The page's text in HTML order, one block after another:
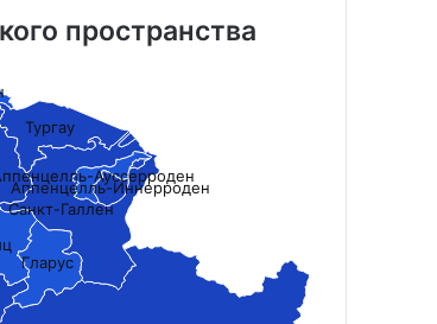
пространства
Аппенцелль-Иннерроден
Ауссерроден
Гларус
Тургау
Санкт-Галлен